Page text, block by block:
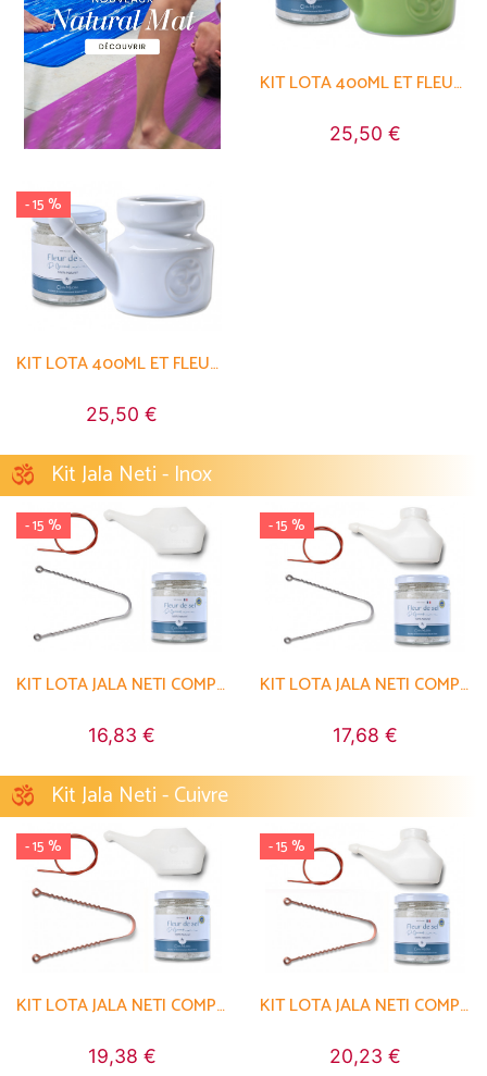
KIT LOTA 400ML ET FLEUR DE SEL
25,50 €
- 15 %
KIT LOTA 400ML ET FLEUR DE SEL
25,50 €
Kit Jala Neti - Inox
- 15 %
KIT LOTA JALA NETI COMPLET
16,83 €
- 15 %
KIT LOTA JALA NETI COMPLET
17,68 €
Kit Jala Neti - Cuivre
- 15 %
KIT LOTA JALA NETI COMPLET CUIVRE
19,38 €
- 15 %
KIT LOTA JALA NETI COMPLET CUIVRE
20,23 €